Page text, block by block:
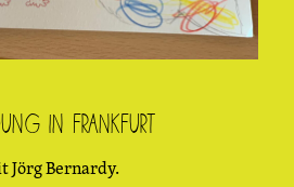
in Frankfurt
Jörg Bernardy.